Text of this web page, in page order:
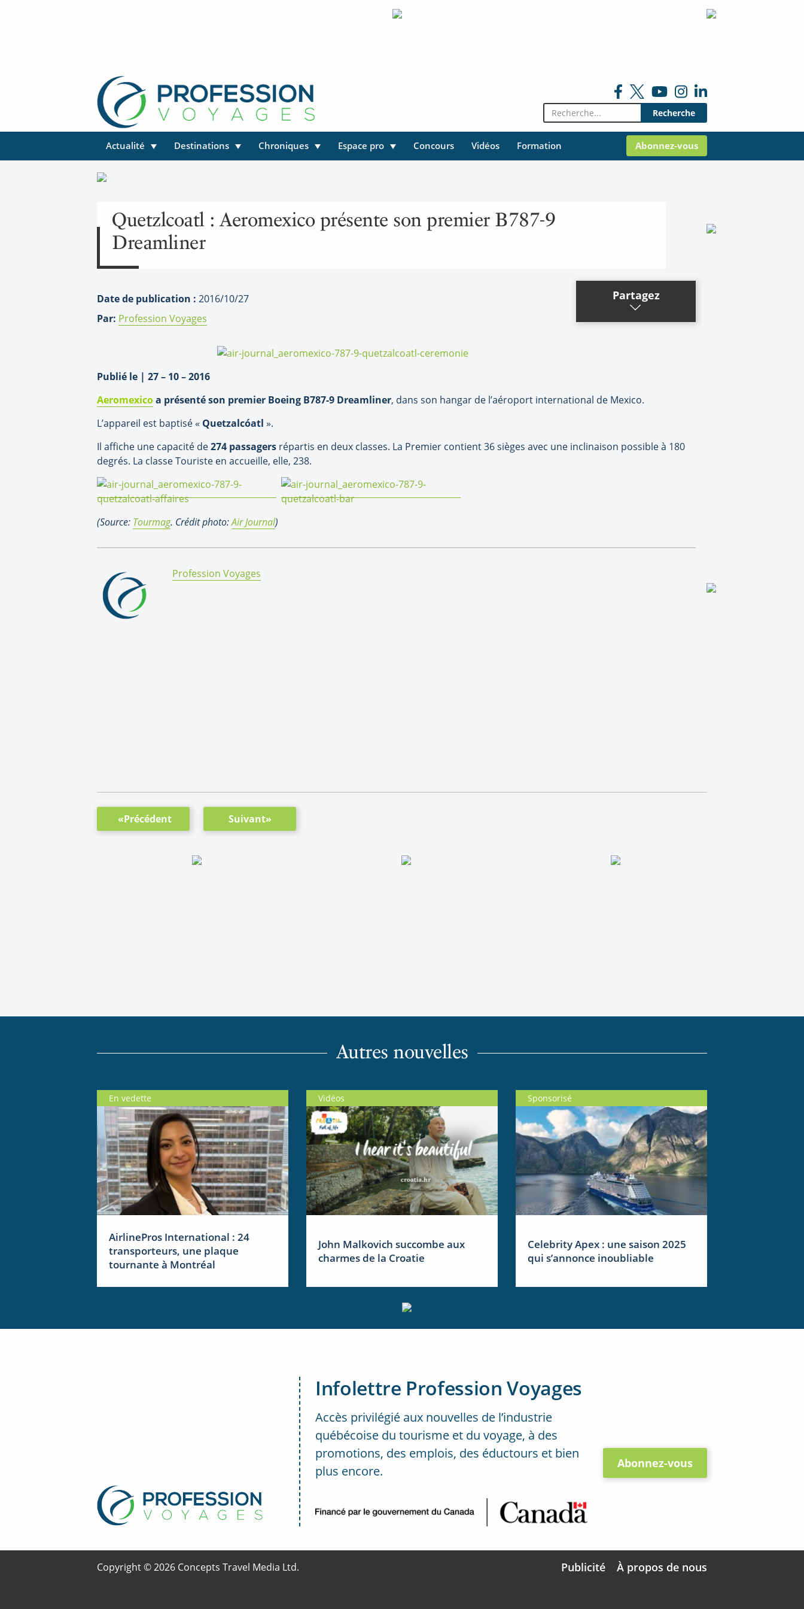
Rechercher:
Actualité Destinations Chroniques Espace pro Concours Vidéos Formation Abonnez-vous
Quetzlcoatl : Aeromexico présente son premier B787-9
Dreamliner
Date de publication : 2016/10/27
Par: Profession Voyages
Partagez
Publié le | 27 – 10 – 2016
Aeromexicoa présenté son premier Boeing B787-9 Dreamliner, dans son hangar de l’aéroport international de Mexico.
L’appareil est baptisé « Quetzalcóatl ».
Il affiche une capacité de274 passagers répartis en deux classes. La Premier contient 36 sièges avec une inclinaison possible à 180
degrés. La classe Touriste en accueille, elle, 238.
(Source: Tourmag. Crédit photo:Air Journal)
By:
Profession Voyages
«Précédent Suivant»
Autres nouvelles
En vedette
AirlinePros International : 24
transporteurs, une plaque
tournante à Montréal
Vidéos
John Malkovich succombe aux
charmes de la Croatie
Sponsorisé
Celebrity Apex : une saison 2025
qui s’annonce inoubliable
Infolettre Profession Voyages
Accès privilégié aux nouvelles de l’industrie
québécoise du tourisme et du voyage, à des
promotions, des emplois, des éductours et bien
plus encore.
Abonnez-vous
Copyright © 2026 Concepts Travel Media Ltd. Publicité À propos de nous